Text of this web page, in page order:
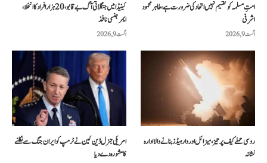
کینیڈا میں جنگلاتی آگ بے قابو، 20 ہزار افراد کا انخلا،
ایمرجنسی نافذ
اگست 9, 2026
امتِ مسلمہ کو تقسیم نہیں اتحاد کی ضرورت ہے، طاہر محمود
اشرفی
اگست 9, 2026
امریکی جنرل ڈین کین نے ٹرمپ کو ایران جنگ سے نکلنے
کا مشورہ دے دیا
روسی حملے کیف پر تیز، میزائل اور وار ہیڈز بنانے والا ادارہ
نشانہ